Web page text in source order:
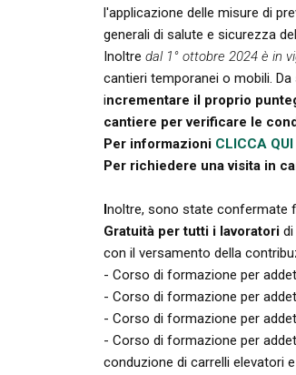
l'applicazione delle misure di
generali di salute e sicurezza
Inoltre dal 1° ottobre 2024 è in
cantieri temporanei o mobili.
incrementare il proprio
cantiere per verificare le
Per informazioni CLICCA QUI
Per richiedere una visita in
Inoltre, sono state confermate
Gratuità per tutti i lavoratori
con il versamento della
- Corso di formazione per
- Corso di formazione per
- Corso di formazione per
- Corso di formazione per
conduzione di carrelli elevatori